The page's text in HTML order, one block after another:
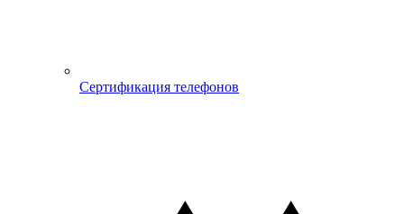
Сертификация телефонов